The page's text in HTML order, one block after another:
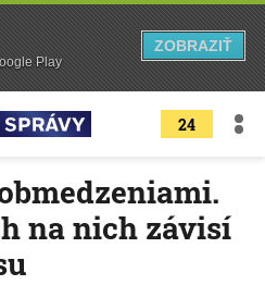
24
na nich závisí
Play
ZOBRAZIŤ